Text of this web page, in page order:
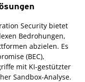
Security bietet
Bedrohungen,
abzielen. Es
(BEC),
mit KI-gestützter
Sandbox-Analyse.